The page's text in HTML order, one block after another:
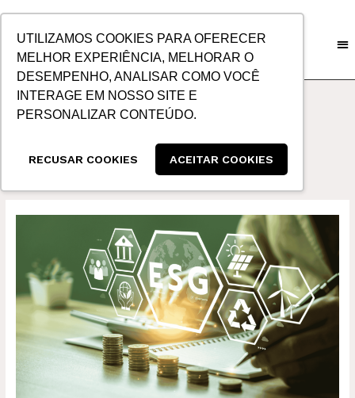
UTILIZAMOS COOKIES PARA OFERECER
MELHOR EXPERIÊNCIA, MELHORAR O
DESEMPENHO, ANALISAR COMO VOCÊ
INTERAGE EM NOSSO SITE E
PERSONALIZAR CONTEÚDO.
RECUSAR COOKIES ACEITAR COOKIES
CONTEÚDO
Grupoallog
COMEX:
BOAS
PRÁTICAS
PARA
O
FUTURO
DO